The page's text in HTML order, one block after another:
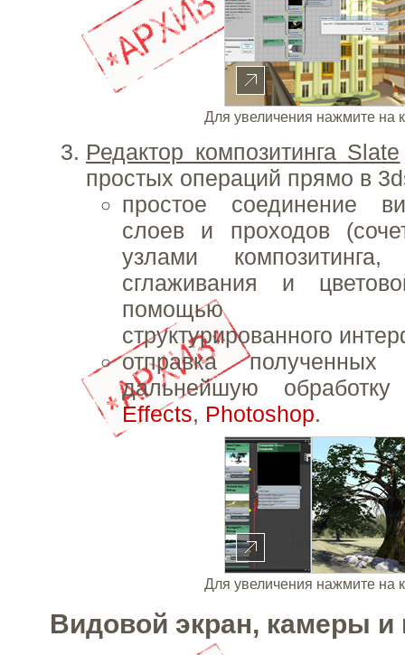
Для увеличения нажмите на
Редактор композитинга Slate
простых операций прямо в
простое соединение
слоев и проходов
узлами
сглаживания и
помощью
структурированного
отправка
дальнейшую
Effects, Photoshop.
Для увеличения нажмите на
Видовой экран, камеры